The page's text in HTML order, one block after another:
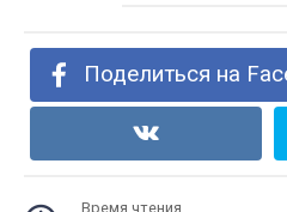
Поделиться на
Время чтения